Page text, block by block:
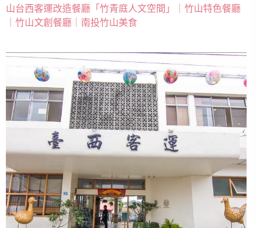
山台西客運改造餐廳「竹青庭人文空間」｜竹山特色餐廳
｜竹山文創餐廳｜南投竹山美食